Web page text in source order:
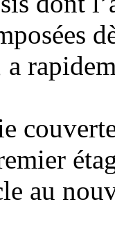
au